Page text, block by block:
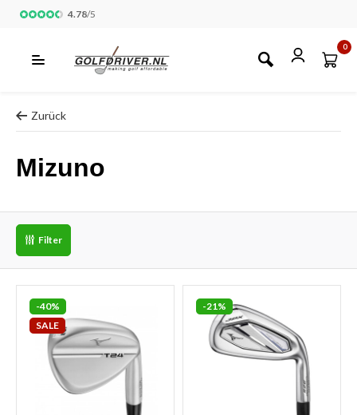
4.78/5
0
Zurück
Mizuno
Filter
-40%
SALE
-21%